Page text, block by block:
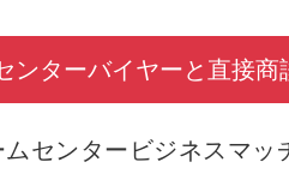
ンターバイヤーと直接
センタービジネスマッ